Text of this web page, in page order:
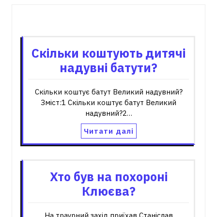
Скільки коштують дитячі
надувні батути?
Скільки коштує батут Великий надувний?
Зміст:1 Скільки коштує батут Великий
надувний?2…
Читати далі
Хто був на похороні
Клюєва?